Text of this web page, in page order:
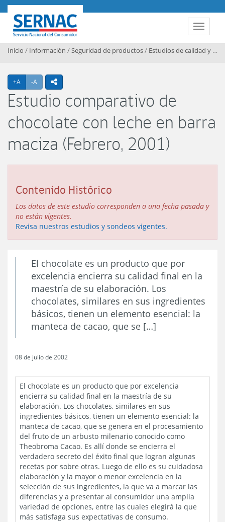
Contenido principal
Toggle
SERNAC
Inicio / Información /Seguridad de productos/ Estudios de calidad y seguridad de productos
+A Agrandar texto
-A Achicar textoicono compartir
Estudio comparativo de
chocolate con leche en barra
maciza (Febrero, 2001)
Contenido Histórico
Los datos de este estudio corresponden a una fecha pasada y
no están vigentes.
Revisa nuestros estudios y sondeos vigentes.
El chocolate es un producto que por
excelencia encierra su calidad final en la
maestría de su elaboración. Los
chocolates, similares en sus ingredientes
básicos, tienen un elemento esencial: la
manteca de cacao, que se […]
08 de julio de 2002
El chocolate es un producto que por excelencia
encierra su calidad final en la maestría de su
elaboración. Los chocolates, similares en sus
ingredientes básicos, tienen un elemento esencial: la
manteca de cacao, que se genera en el procesamiento
del fruto de un arbusto milenario conocido como
Theobroma Cacao. Es allí donde se encierra el
verdadero secreto del éxito final que logran algunas
recetas por sobre otras. Luego de ello es su cuidadosa
elaboración y la mayor o menor excelencia en la
selección de sus ingredientes, la que va a marcar las
diferencias y a presentar al consumidor una amplia
variedad de opciones, entre las cuales elegirá la que
más satisfaga sus expectativas de consumo.